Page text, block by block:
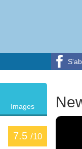
Images
7.5 /10